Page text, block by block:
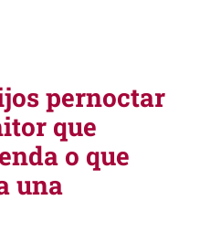
pernoctar
que
o que
una